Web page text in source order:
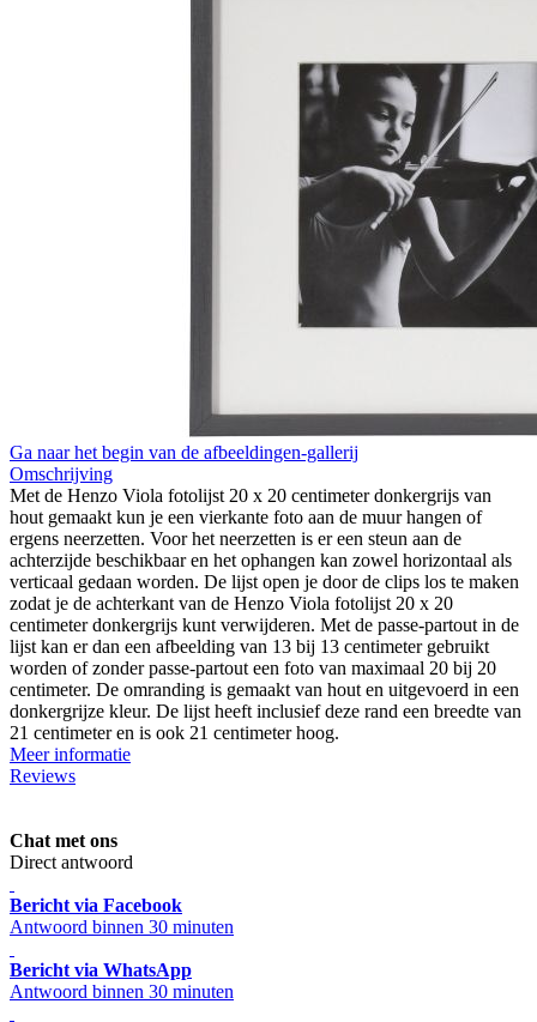
Ga naar het begin van de afbeeldingen-gallerij
Omschrijving
Met de Henzo Viola fotolijst 20 x 20 centimeter donkergrijs van
hout gemaakt kun je een vierkante foto aan de muur hangen of
ergens neerzetten. Voor het neerzetten is er een steun aan de
achterzijde beschikbaar en het ophangen kan zowel horizontaal als
verticaal gedaan worden. De lijst open je door de clips los te maken
zodat je de achterkant van de Henzo Viola fotolijst 20 x 20
centimeter donkergrijs kunt verwijderen. Met de passe-partout in de
lijst kan er dan een afbeelding van 13 bij 13 centimeter gebruikt
worden of zonder passe-partout een foto van maximaal 20 bij 20
centimeter. De omranding is gemaakt van hout en uitgevoerd in een
donkergrijze kleur. De lijst heeft inclusief deze rand een breedte van
21 centimeter en is ook 21 centimeter hoog.
Meer informatie
Reviews
Chat met ons
Direct antwoord
Bericht via Facebook
Antwoord binnen 30 minuten
Bericht via WhatsApp
Antwoord binnen 30 minuten